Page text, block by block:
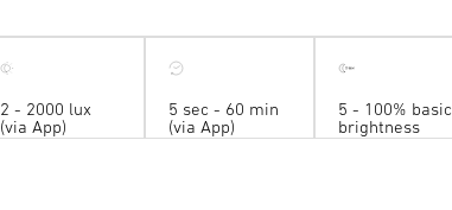
2 - 2000 lux
(via App)
5 sec - 60 min
(via App)
5 - 100% basic
brightness